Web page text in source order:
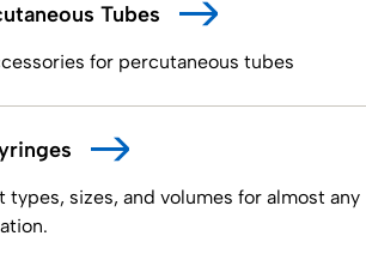
for percutaneous tubes
Tubes
types, sizes, and volumes for almost any